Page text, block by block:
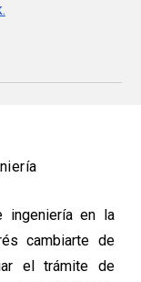
ingeniería en la
cambiarte de
el trámite de